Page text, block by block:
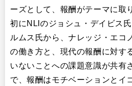
ーズとして、報酬がテーマに取
初にNLIのジョシュ・デイビス
ルムス氏から、ナレッジ・エコ
の働き方と、現代の報酬に対す
いないことへの課題意識が共有
で、報酬はモチベーションとイ